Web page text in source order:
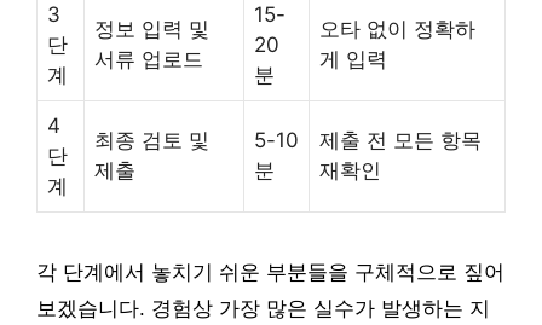
3
단
계
정보 입력 및
서류 업로드
15-
20
분
오타 없이 정확하
게 입력
4
단
계
최종 검토 및
제출
5-10
분
제출 전 모든 항목
재확인
각 단계에서 놓치기 쉬운 부분들을 구체적으로 짚어
보겠습니다. 경험상 가장 많은 실수가 발생하는 지